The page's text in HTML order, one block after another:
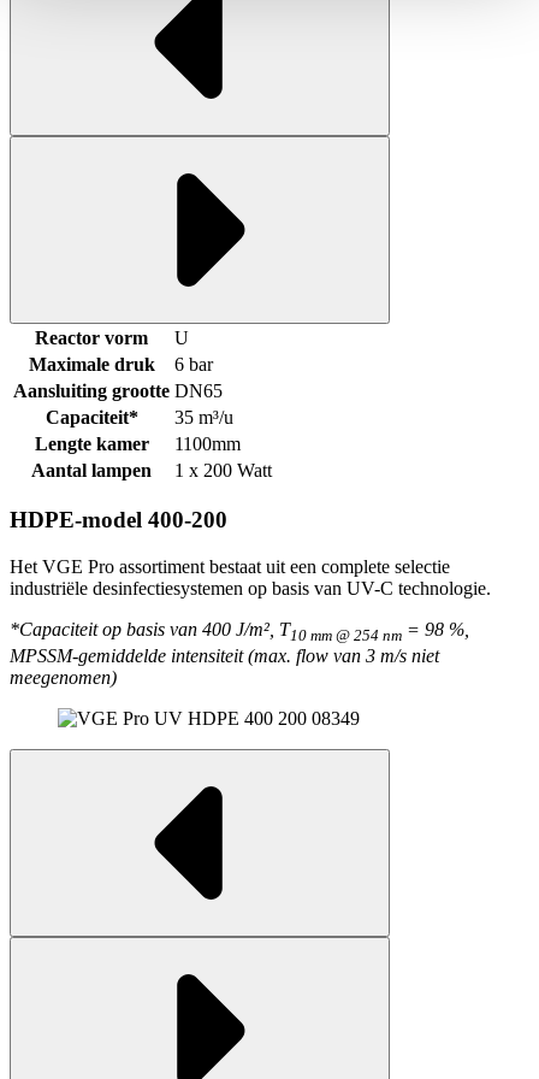
Reactor vorm
U
Maximale druk
6 bar
Aansluiting grootte DN65
Capaciteit*
35 m³/u
Lengte kamer
1100mm
Aantal lampen
1 x 200 Watt
HDPE-model 400-200
Het VGE Pro assortiment bestaat uit een complete selectie
industriële desinfectiesystemen op basis van UV-C technologie.
*Capaciteit op basis van 400 J/m², T10 mm @ 254 nm = 98 %,
MPSSM-gemiddelde intensiteit (max. flow van 3 m/s niet
meegenomen)